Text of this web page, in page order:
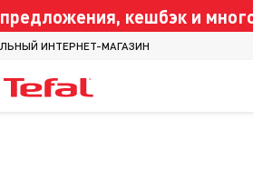
кешбэк и
ИНТЕРНЕТ-МАГАЗИН